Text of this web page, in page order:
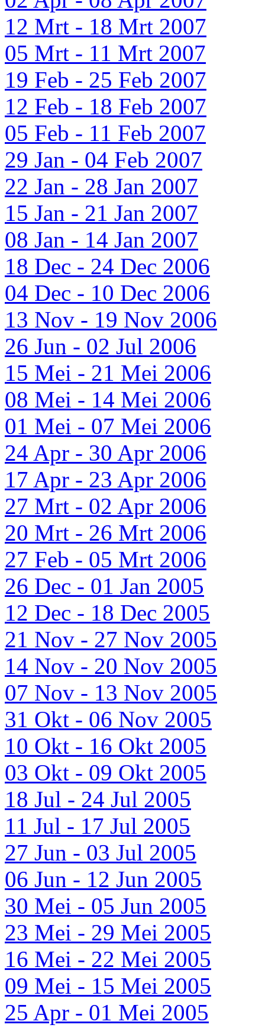
12 Mrt - 18 Mrt 2007
05 Mrt - 11 Mrt 2007
19 Feb - 25 Feb 2007
12 Feb - 18 Feb 2007
05 Feb - 11 Feb 2007
29 Jan - 04 Feb 2007
22 Jan - 28 Jan 2007
15 Jan - 21 Jan 2007
08 Jan - 14 Jan 2007
18 Dec - 24 Dec 2006
04 Dec - 10 Dec 2006
13 Nov - 19 Nov 2006
26 Jun - 02 Jul 2006
15 Mei - 21 Mei 2006
08 Mei - 14 Mei 2006
01 Mei - 07 Mei 2006
24 Apr - 30 Apr 2006
17 Apr - 23 Apr 2006
27 Mrt - 02 Apr 2006
20 Mrt - 26 Mrt 2006
27 Feb - 05 Mrt 2006
26 Dec - 01 Jan 2005
12 Dec - 18 Dec 2005
21 Nov - 27 Nov 2005
14 Nov - 20 Nov 2005
07 Nov - 13 Nov 2005
31 Okt - 06 Nov 2005
10 Okt - 16 Okt 2005
03 Okt - 09 Okt 2005
18 Jul - 24 Jul 2005
11 Jul - 17 Jul 2005
27 Jun - 03 Jul 2005
06 Jun - 12 Jun 2005
30 Mei - 05 Jun 2005
23 Mei - 29 Mei 2005
16 Mei - 22 Mei 2005
09 Mei - 15 Mei 2005
25 Apr - 01 Mei 2005